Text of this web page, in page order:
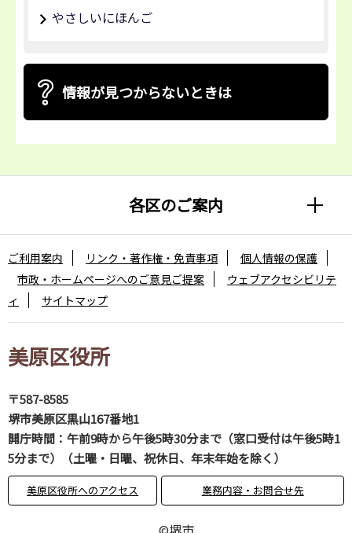
やさしいにほんご
情報が見つからないときは
各区のご案内
美原区役所
〒587-8585
堺市美原区黒山167番地1
開庁時間：午前9時から午後5時30分まで（窓口受付は午後5時1
5分まで）（土曜・日曜、祝休日、年末年始を除く）
美原区役所へのアクセス 業務内容・お問合せ先
ご利用案内 リンク・著作権・免責事項
個人情報の保護
市政・ホームページへのご意見ご提案
ウェブアクセシビリテ
ィ
サイトマップ